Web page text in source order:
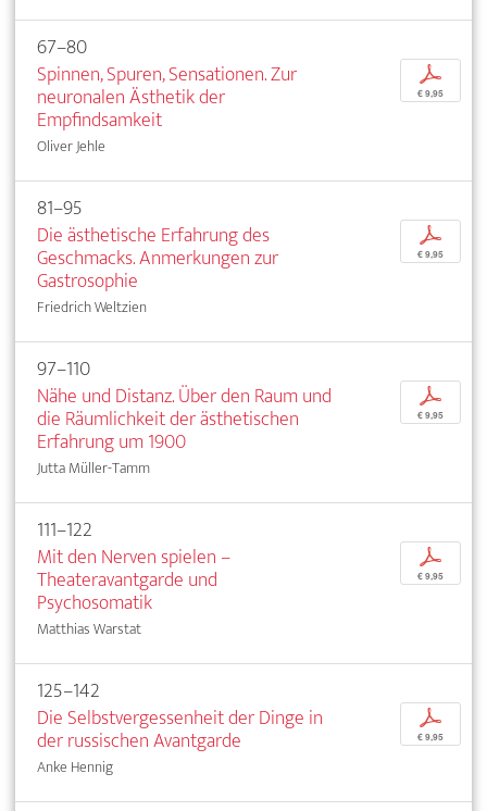
67–80
Spinnen, Spuren, Sensationen. Zur
neuronalen Ästhetik der
Empfindsamkeit
Oliver Jehle
p
€ 9,95
81–95
Die ästhetische Erfahrung des
Geschmacks. Anmerkungen zur
Gastrosophie
Friedrich Weltzien
p
€ 9,95
97–110
Nähe und Distanz. Über den Raum und
die Räumlichkeit der ästhetischen
Erfahrung um 1900
Jutta Müller-Tamm
p
€ 9,95
111–122
Mit den Nerven spielen –
Theateravantgarde und
Psychosomatik
Matthias Warstat
p
€ 9,95
125–142
Die Selbstvergessenheit der Dinge in
der russischen Avantgarde
Anke Hennig
p
€ 9,95